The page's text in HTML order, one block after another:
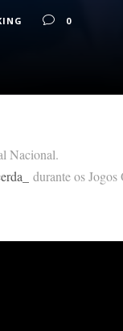
0
Nacional.
durante os